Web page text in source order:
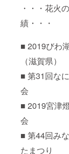
・・・花火
績・・・
■ 2019びわ
（滋賀県）
■ 第31回な
会
■ 2019宮津
会
■ 第44回み
たまつり